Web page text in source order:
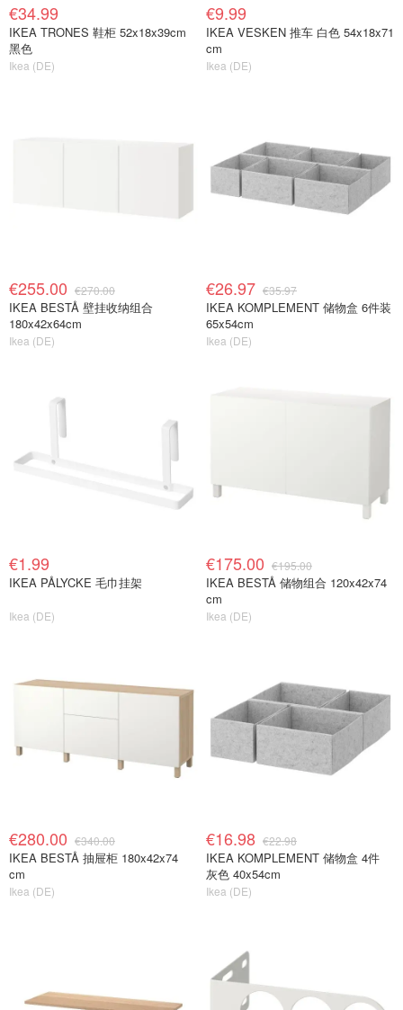
€34.99
IKEA TRONES 鞋柜 52x18x39cm
黑色
Ikea (DE)
€9.99
IKEA VESKEN 推车 白色 54x18x71
cm
Ikea (DE)
€255.00 €270.00
IKEA BESTÅ 壁挂收纳组合
180x42x64cm
Ikea (DE)
€26.97 €35.97
IKEA KOMPLEMENT 储物盒 6件装
65x54cm
Ikea (DE)
€1.99
IKEA PÅLYCKE 毛巾挂架
Ikea (DE)
€175.00 €195.00
IKEA BESTÅ 储物组合 120x42x74
cm
Ikea (DE)
€280.00 €340.00
IKEA BESTÅ 抽屉柜 180x42x74
cm
Ikea (DE)
€16.98 €22.98
IKEA KOMPLEMENT 储物盒 4件
灰色 40x54cm
Ikea (DE)